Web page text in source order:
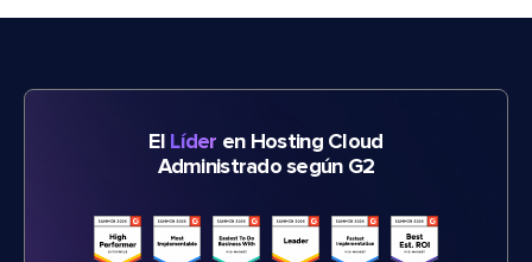
El Líder en Hosting Cloud
Administrado según G2